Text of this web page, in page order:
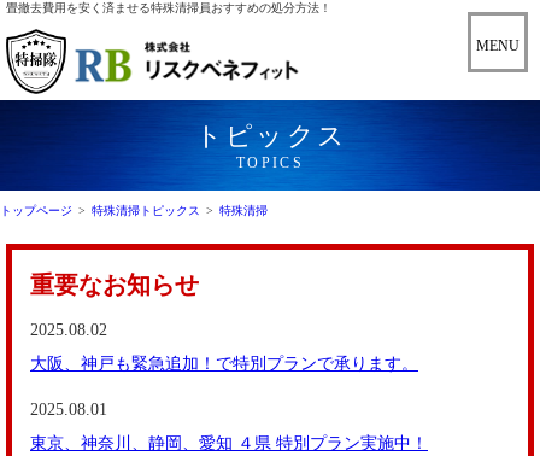
畳撤去費用を安く済ませる特殊清掃員おすすめの処分方法！
トピックス
TOPICS
トップページ > 特殊清掃トピックス > 特殊清掃
重要なお知らせ
2025.08.02
大阪、神戸も緊急追加！で特別プランで承ります。
2025.08.01
東京、神奈川、静岡、愛知 ４県 特別プラン実施中！